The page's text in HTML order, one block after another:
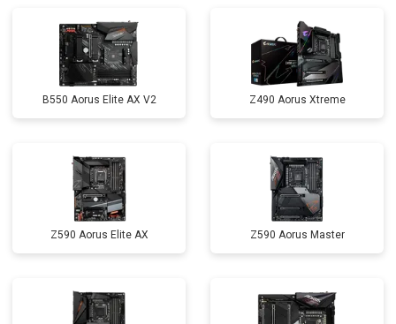
B550 Aorus Elite AX V2 Z490 Aorus Xtreme
Z590 Aorus Elite AX Z590 Aorus Master